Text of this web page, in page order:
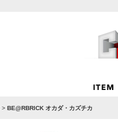
> BE@RBRICK オカダ・カズチカ